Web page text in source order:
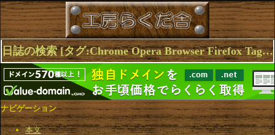
日誌の検索 [タグ:Chrome Opera Browser Firefox TaggingNotes] 1～1(1件中)
ナビゲーション
本文